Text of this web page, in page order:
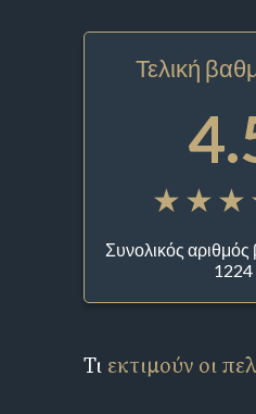
Τελική
Συνολικός
1224
Τι εκτιμούν οι